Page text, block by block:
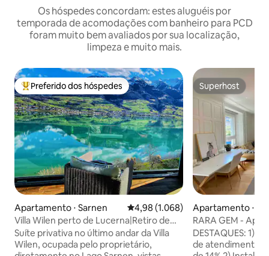
Os hóspedes concordam: estes aluguéis por
temporada de acomodações com banheiro para PCD
foram muito bem avaliados por sua localização,
limpeza e muito mais.
Entre os melhores preferidos dos hóspedes
Preferido dos hóspedes
Apartamento ⋅ Sarnen 4,98 de uma avaliação média de
4,98 (1.068)
Villa Wilen perto de Lucerna|Retiro de
luxo à beira do lago
Suíte privativa no último andar da Villa
Wilen, ocupada pelo proprietário,
Superhost
Superhost
Apartamento ⋅
RARA GEM -
no centro com
DESTAQUES: 1)
de atendimento